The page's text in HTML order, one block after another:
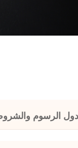
والشروط